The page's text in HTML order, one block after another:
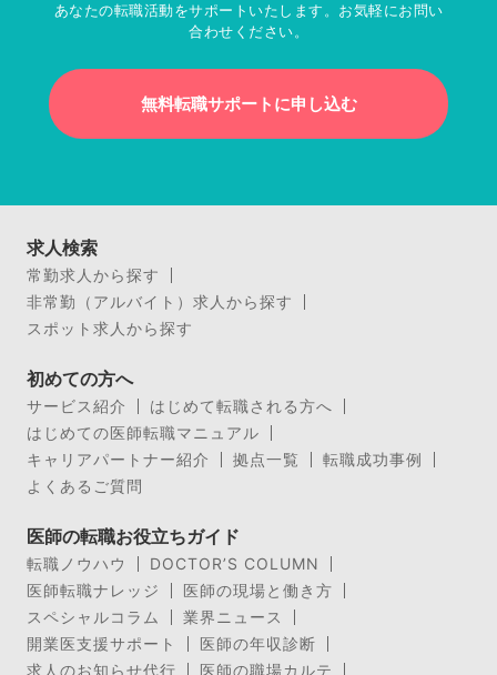
あなたの転職活動をサポートいたします。お気軽にお問い
合わせください。
無料転職サポートに申し込む
求人検索
常勤求人から探す
非常勤（アルバイト）求人から探す
スポット求人から探す
初めての方へ
サービス紹介
はじめて転職される方へ
はじめての医師転職マニュアル
キャリアパートナー紹介
拠点一覧
転職成功事例
よくあるご質問
医師の転職お役立ちガイド
転職ノウハウ
DOCTOR’S COLUMN
医師転職ナレッジ
医師の現場と働き方
スペシャルコラム
業界ニュース
開業医支援サポート
医師の年収診断
求人のお知らせ代行
医師の職場カルテ